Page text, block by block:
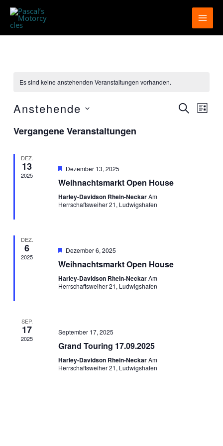
Inhalt
springen
Es sind keine anstehenden Veranstaltungen vorhanden.
Suche
SUCHELISTE
Anstehende
wählen.
Vergangene Veranstaltungen
DEZ.
13
2025
Hervorgehoben
Dezember 13, 2025
Weihnachtsmarkt Open House
Harley-Davidson Rhein-NeckarAm
Herrschaftsweiher 21, Ludwigshafen
DEZ.
6
2025
Hervorgehoben
Dezember 6, 2025
Weihnachtsmarkt Open House
Harley-Davidson Rhein-NeckarAm
Herrschaftsweiher 21, Ludwigshafen
SEP.
17
2025
September 17, 2025
Grand Touring 17.09.2025
Harley-Davidson Rhein-NeckarAm
Herrschaftsweiher 21, Ludwigshafen